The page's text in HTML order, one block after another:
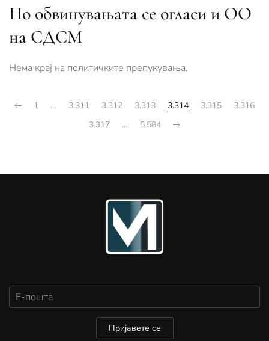
По обвинувањата се огласи и ОО
на СДСМ
Нема крај на политичките препукувања.
1 … 3.311 3.312 3.313 3.314 3.315
3.316
3.317
… 5.584
Пријавете се